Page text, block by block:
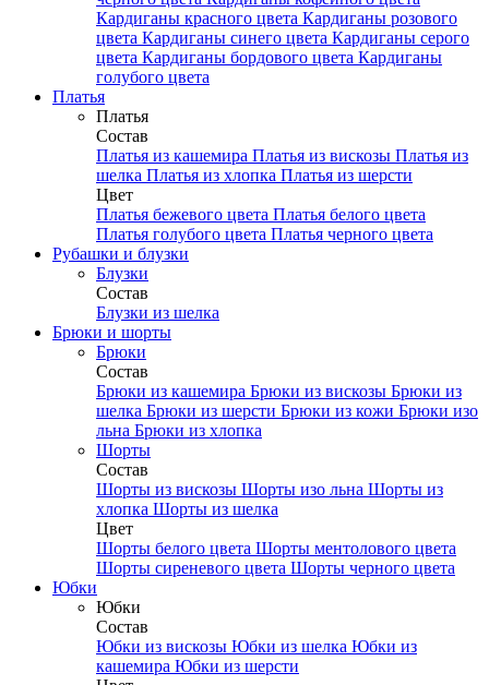
Кардиганы красного цвета Кардиганы розового
цвета Кардиганы синего цвета Кардиганы серого
цвета Кардиганы бордового цвета Кардиганы
голубого цвета
Платья
Платья
Состав
Платья из кашемира Платья из вискозы Платья из
шелка Платья из хлопка Платья из шерсти
Цвет
Платья бежевого цвета Платья белого цвета
Платья голубого цвета Платья черного цвета
Рубашки и блузки
Блузки
Состав
Блузки из шелка
Брюки и шорты
Брюки
Состав
Брюки из кашемира Брюки из вискозы Брюки из
шелка Брюки из шерсти Брюки из кожи Брюки изо
льна Брюки из хлопка
Шорты
Состав
Шорты из вискозы Шорты изо льна Шорты из
хлопка Шорты из шелка
Цвет
Шорты белого цвета Шорты ментолового цвета
Шорты сиреневого цвета Шорты черного цвета
Юбки
Юбки
Состав
Юбки из вискозы Юбки из шелка Юбки из
кашемира Юбки из шерсти